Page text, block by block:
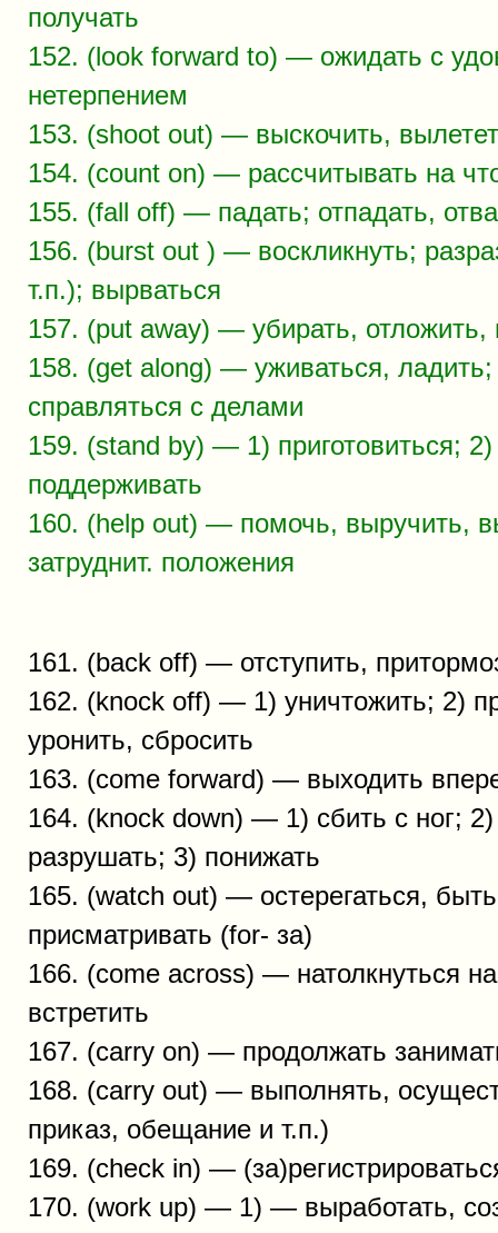
получать
152. (look forward to) — ожидать с
нетерпением
153. (shoot out) — выскочить,
154. (count on) — рассчитывать на
155. (fall off) — падать; отпадать,
156. (burst out ) — воскликнуть;
т.п.); вырваться
157. (put away) — убирать, отложить,
158. (get along) — уживаться,
справляться с делами
159. (stand by) — 1) приготовиться;
поддерживать
160. (help out) — помочь, выручить,
затруднит. положения
161. (back off) — отступить,
162. (knock off) — 1) уничтожить; 2)
уронить, сбросить
163. (come forward) — выходить
164. (knock down) — 1) сбить с ног; 2)
разрушать; 3) понижать
165. (watch out) — остерегаться,
присматривать (for- за)
166. (come across) — натолкнуться
встретить
167. (carry on) — продолжать
168. (carry out) — выполнять,
приказ, обещание и т.п.)
169. (check in) —
170. (work up) — 1) — выработать,